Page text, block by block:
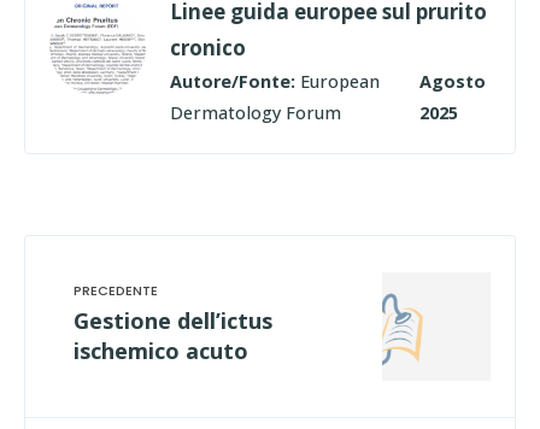
Linee guida europee sul prurito
cronico
Autore/Fonte: European
Dermatology Forum
Agosto
2025
Gestione dell’ictus
ischemico acuto